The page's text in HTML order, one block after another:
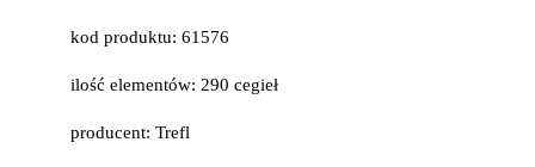
kod produktu: 61576
ilość elementów: 290 cegieł
producent: Trefl